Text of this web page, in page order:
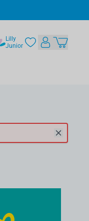
Lilly
Junior